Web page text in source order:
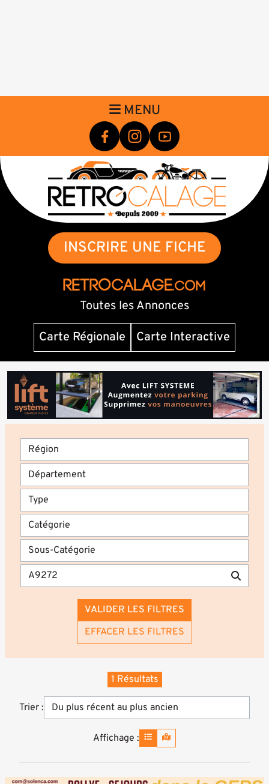
MENU
INSCRIRE UNE FICHE
RETROCALAGE.com
Toutes les Annonces
Carte Régionale
Carte Interactive
VALIDER LES FILTRES
EFFACER LES FILTRES
Trier :
1 Résultats
Affichage :